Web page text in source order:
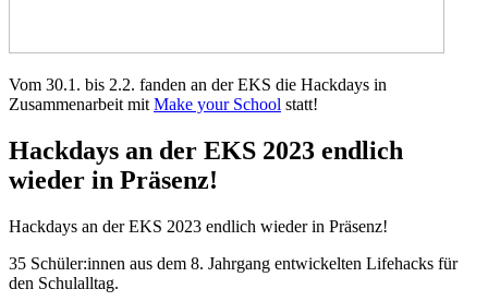
Vom 30.1. bis 2.2. fanden an der EKS die Hackdays in
Zusammenarbeit mit Make your School statt!
Hackdays an der EKS 2023 endlich
wieder in Präsenz!
Hackdays an der EKS 2023 endlich wieder in Präsenz!
35 Schüler:innen aus dem 8. Jahrgang entwickelten Lifehacks für
den Schulalltag.